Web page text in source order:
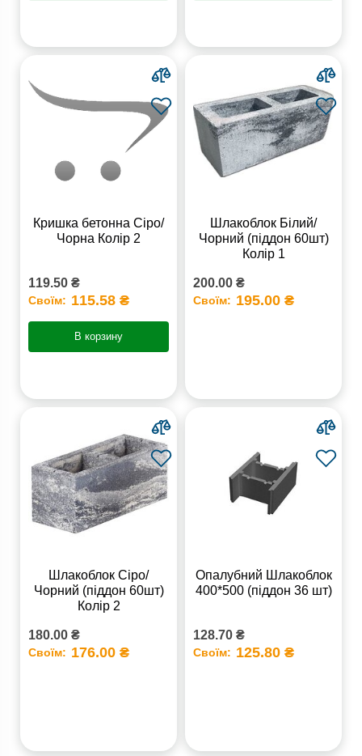
Кришка бетонна Сіро/
Чорна Колір 2
119.50 ₴
Своїм: 115.58 ₴
В корзину
Шлакоблок Білий/
Чорний (піддон 60шт)
Колір 1
200.00 ₴
Своїм: 195.00 ₴
Шлакоблок Сіро/
Чорний (піддон 60шт)
Колір 2
180.00 ₴
Своїм: 176.00 ₴
Опалубний Шлакоблок
400*500 (піддон 36 шт)
128.70 ₴
Своїм: 125.80 ₴